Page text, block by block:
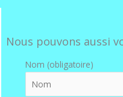
Nous pouvons aussi
Nom (obligatoire)